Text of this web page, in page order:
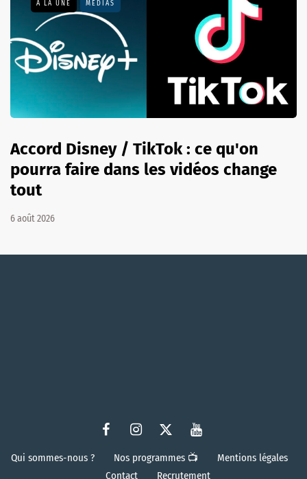
A LA UNE MÉDIAS
Accord Disney / TikTok : ce qu'on
pourra faire dans les vidéos change
tout
6 août 2026
Qui sommes-nous ? Nos programmes 📺
Mentions légales
Contact
Recrutement